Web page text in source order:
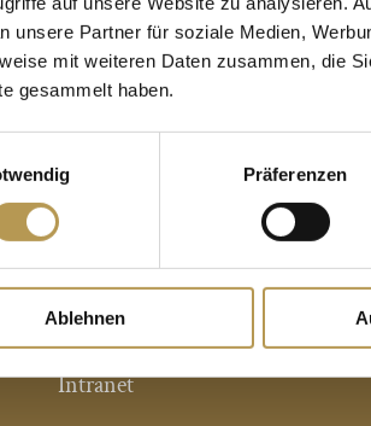
unsere Partner für soziale Medien,
mit weiteren Daten zusammen, die
gesammelt haben.
Präferenzen
Ablehnen
PRIVATE HOTELS DR.
Press comments
Expansion / New hotels
Intranet